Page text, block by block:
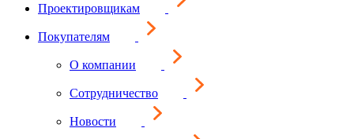
Проектировщикам
Покупателям
О компании
Сотрудничество
Новости